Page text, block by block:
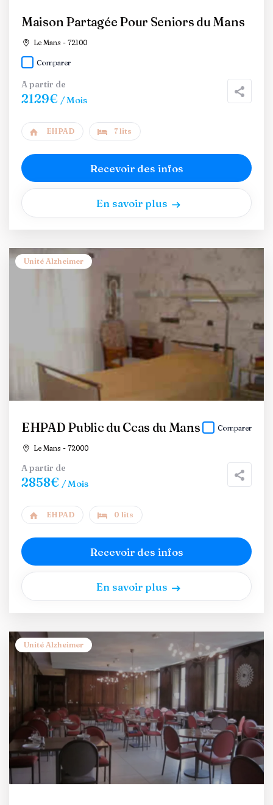
Maison Partagée Pour Seniors du Mans
Le Mans - 72100
Comparer
A partir de
2129€ / Mois
EHPAD 7 lits
Recevoir des infos
En savoir plus
Unité Alzheimer
EHPAD Public du Ccas du Mans
Le Mans - 72000
Comparer
A partir de
2858€ / Mois
EHPAD 0 lits
Recevoir des infos
En savoir plus
Unité Alzheimer